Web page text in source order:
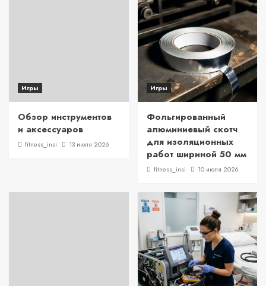
Игры
Обзор инструментов
и аксессуаров
fitness_insi 13 июля 2026
Игры
Фольгированный
алюминиевый скотч
для изоляционных
работ шириной 50 мм
fitness_insi 10 июля 2026